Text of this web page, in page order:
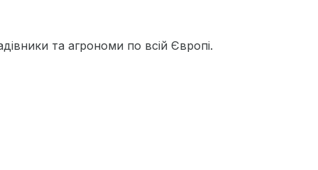
та агрономи по всій Європі.